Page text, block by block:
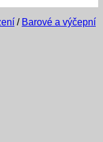
/ Barové a výčepní